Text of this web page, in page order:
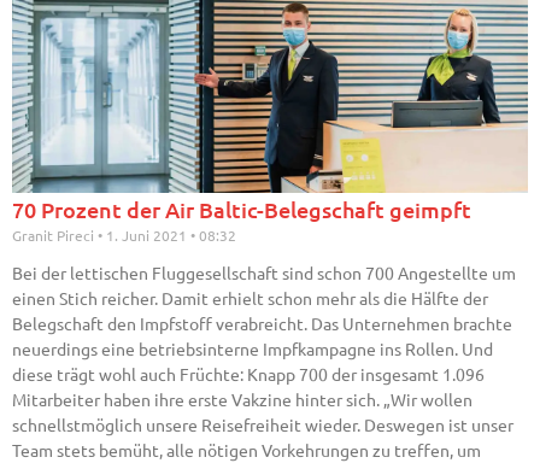
70 Prozent der Air Baltic-Belegschaft geimpft
Granit Pireci 1. Juni 2021 08:32
Bei der lettischen Fluggesellschaft sind schon 700 Angestellte um
einen Stich reicher. Damit erhielt schon mehr als die Hälfte der
Belegschaft den Impfstoff verabreicht. Das Unternehmen brachte
neuerdings eine betriebsinterne Impfkampagne ins Rollen. Und
diese trägt wohl auch Früchte: Knapp 700 der insgesamt 1.096
Mitarbeiter haben ihre erste Vakzine hinter sich. „Wir wollen
schnellstmöglich unsere Reisefreiheit wieder. Deswegen ist unser
Team stets bemüht, alle nötigen Vorkehrungen zu treffen, um